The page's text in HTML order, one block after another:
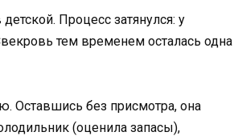
Процесс затянулся: у
тем временем осталась одна
Оставшись без присмотра, она
(оценила запасы),